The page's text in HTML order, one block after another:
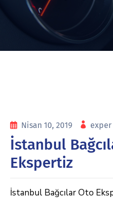
Nisan 10, 2019 exper
İstanbul
Ekspertiz
İstanbul Bağcılar Oto